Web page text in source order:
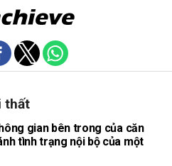
thất
gian bên trong của căn
tình trạng nội bộ của một